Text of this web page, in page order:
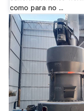
como para no ...